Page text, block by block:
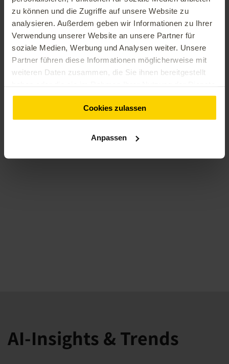
zu können und die Zugriffe auf unsere Website zu
analysieren. Außerdem geben wir Informationen zu Ihrer
Verwendung unserer Website an unsere Partner für
soziale Medien, Werbung und Analysen weiter. Unsere
Partner führen diese Informationen möglicherweise mit
weiteren Daten zusammen, die Sie ihnen bereitgestellt
gesammelt haben.
Cookies zulassen
Anpassen
Weitere Success Stories
Von intelligenter Automatisierung bis zur datenbasierten
Personalisierung – wir haben Unternehmen dabei unterstützt,
KI gewinnbringend einzusetzen. Erfahre mehr über unsere
erfolgreichen Projekte, die gemeinsam mit führenden Marken
AI-Insights & Trends